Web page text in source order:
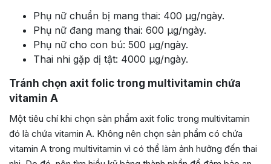
Phụ nữ chuẩn bị mang thai: 400 µg/ngày.
Phụ nữ đang mang thai: 600 µg/ngày.
Phụ nữ cho con bú: 500 µg/ngày.
Thai nhi gặp dị tật: 4000 µg/ngày.
Tránh chọn axit folic trong multivitamin chứa
vitamin A
Một tiêu chí khi chọn sản phẩm axit folic trong multivitamin
đó là chứa vitamin A. Không nên chọn sản phẩm có chứa
vitamin A trong multivitamin vì có thể làm ảnh hưởng đến thai